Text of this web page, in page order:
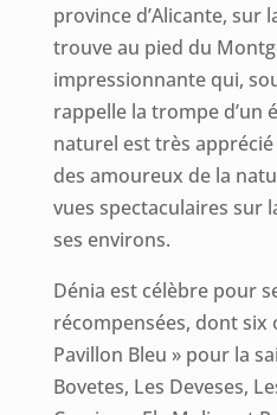
province d’Alicante, sur
trouve au pied du
impressionnante qui,
rappelle la trompe d’un
naturel est très
des amoureux de la
vues spectaculaires sur
ses environs.
Dénia est célèbre pour
récompensées, dont six
Pavillon Bleu » pour la
Bovetes, Les Deveses,